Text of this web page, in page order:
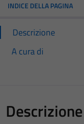
INDICE DELLA PAGINA
Descrizione
A cura di
Descrizione